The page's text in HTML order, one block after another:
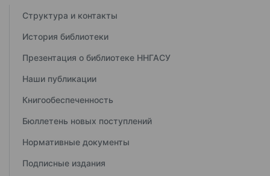
Структура и контакты
История библиотеки
Презентация о библиотеке ННГАСУ
Наши публикации
Книгообеспеченность
Бюллетень новых поступлений
Нормативные документы
Подписные издания